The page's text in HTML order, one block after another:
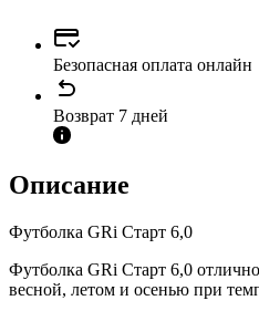
Безопасная оплата онлайн
Возврат 7 дней
Описание
Футболка GRi Старт 6,0
Футболка GRi Старт 6,0
весной, летом и осенью при